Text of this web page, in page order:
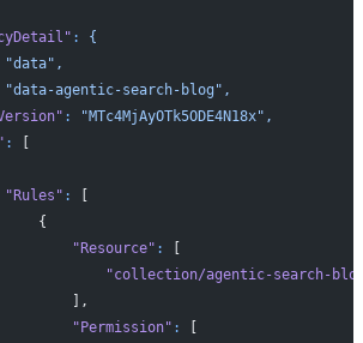
:
{
"data",
"data-agentic-search-blog",
:
"MTc4MjAyOTk5ODE4N18x",
:
[
"Rules"
:
[
{
"Resource"
:
[
"collection/agentic-search-
],
"Permission"
:
[